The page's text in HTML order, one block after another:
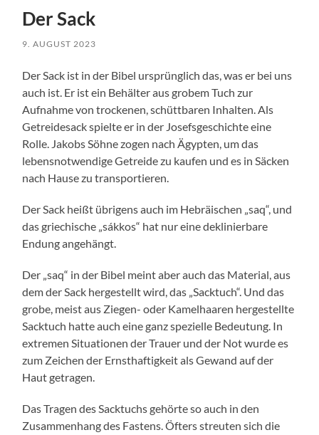
Der Sack
9. AUGUST 2023
Der Sack ist in der Bibel ursprünglich das, was er bei uns
auch ist. Er ist ein Behälter aus grobem Tuch zur
Aufnahme von trockenen, schüttbaren Inhalten. Als
Getreidesack spielte er in der Josefsgeschichte eine
Rolle. Jakobs Söhne zogen nach Ägypten, um das
lebensnotwendige Getreide zu kaufen und es in Säcken
nach Hause zu transportieren.
Der Sack heißt übrigens auch im Hebräischen „saq“, und
das griechische „sákkos“ hat nur eine deklinierbare
Endung angehängt.
Der „saq“ in der Bibel meint aber auch das Material, aus
dem der Sack hergestellt wird, das „Sacktuch“. Und das
grobe, meist aus Ziegen- oder Kamelhaaren hergestellte
Sacktuch hatte auch eine ganz spezielle Bedeutung. In
extremen Situationen der Trauer und der Not wurde es
zum Zeichen der Ernsthaftigkeit als Gewand auf der
Haut getragen.
Das Tragen des Sacktuchs gehörte so auch in den
Zusammenhang des Fastens. Öfters streuten sich die